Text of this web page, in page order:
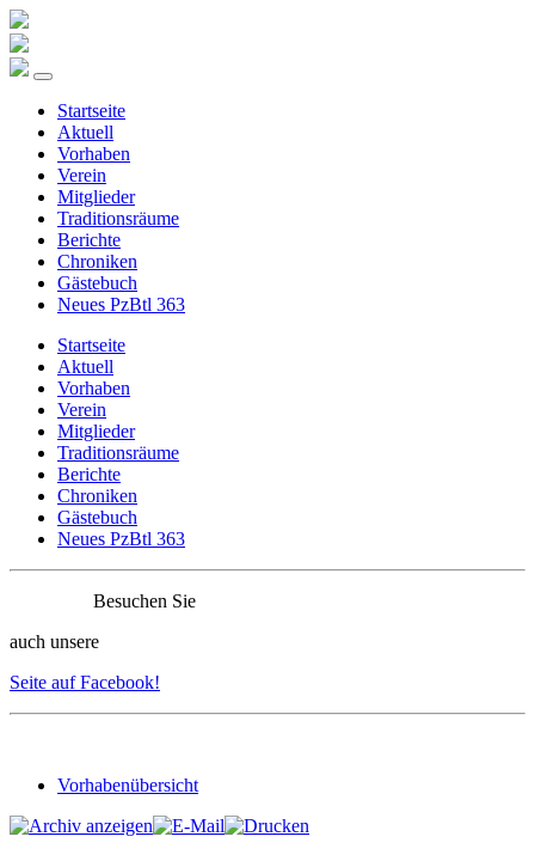
Startseite
Aktuell
Vorhaben
Verein
Mitglieder
Traditionsräume
Berichte
Chroniken
Gästebuch
Neues PzBtl 363
Startseite
Aktuell
Vorhaben
Verein
Mitglieder
Traditionsräume
Berichte
Chroniken
Gästebuch
Neues PzBtl 363
Besuchen Sie
auch unsere
Seite auf Facebook!
Vorhabenübersicht